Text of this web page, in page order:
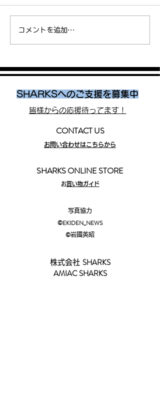
No. 39 アブ在留資格更新！
（飯島）
コメントを追加…
SHARKSへのご支援を募集中
皆様からの応援待ってます！
CONTACT US
お問い合わせはこちらから
SHARKS ONLINE STORE
​お買い物ガイド
写真協力
©EKIDEN_NEWS
©︎岩國英昭
株式会社 SHARKS
AMIAC SHARKS